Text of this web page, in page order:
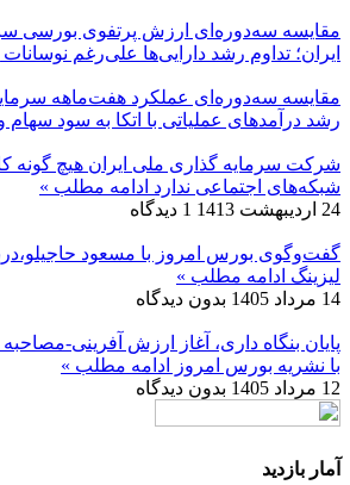
مقایسه سه‌دوره‌ای ارزش پرتفوی بورسی
ایران؛ تداوم رشد دارایی‌ها علی‌رغم نوسانات
مقایسه سه‌دوره‌ای عملکرد هفت‌ماهه
رشد درآمدهای عملیاتی با اتکا به سود سهام
شرکت سرمایه گذاری ملی ایران هیچ گونه
شبکه‌های اجتماعی ندارد ادامه مطلب »
24 اردیبهشت 1413
1 دیدگاه
گفت‌وگوی بورس امروز با مسعود
لیزینگ ادامه مطلب »
14 مرداد 1405
بدون دیدگاه
پایان بنگاه داری، آغاز ارزش آفرینی-
با نشریه بورس امروز
ادامه مطلب »
12 مرداد 1405
بدون دیدگاه
آمار بازدید